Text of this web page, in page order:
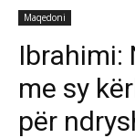
Maqedoni
Ibrahimi:
me sy
për